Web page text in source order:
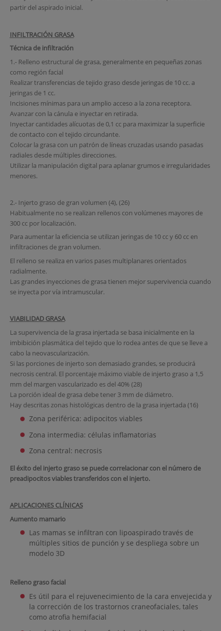
partir del aspirado inicial.
INFILTRACIÓN GRASA
Técnica de infiltración
1.- Relleno estructural de grasa, generalmente en pequeñas zonas
como región facial
Realizar transferencias de tejido graso desde jeringas de 10 cc. a
jeringas de 1 cc.
Incisiones mínimas para un amplio acceso a la zona receptora.
Avanzar con la cánula e inyectar en retirada.
Inyectar cantidades alícuotas de 0,1 cc para maximizar la superficie
de contacto con el tejido circundante.
Colocar la grasa con un patrón de líneas cruzadas usando pasadas
radiales desde múltiples direcciones.
Utilizar la manipulación digital para aplanar grumos e irregularidades
menores.
2.- Injerto graso de gran volumen (4), (26)
Habitualmente no se realizan rellenos con volúmenes mayores de
300 cc por localización.
Para aumentar la eficiencia se utilizan jeringas de 10 cc y 60 cc en
infiltraciones de gran volumen.
El relleno se realiza en varios pases multiplanares orientados
radialmente.
Las grandes inyecciones de grasa tienen mejor supervivencia cuando
se inyecta por vía intramuscular.
VIABILIDAD GRASA
La supervivencia de la grasa injertada se basa inicialmente en la
imbibición plasmática del tejido que lo rodea antes de que se lleve a
cabo la neovascularización.
Si las porciones de injerto son demasiado grandes, se producirá
necrosis central. El porcentaje máximo viable de injerto graso a 1,5
mm del margen vascularizado es del 40% (28)
La porción ideal de grasa debe tener 3 mm de diámetro.
Hay descritas zonas histológicas dentro de la grasa injertada (16)
Zona periférica: adipocitos viables
Zona intermedia: células inflamatorias
Zona central: necrosis
El éxito del injerto graso se puede correlacionar con el número de
preadipocitos viables transferidos con el injerto.
APLICACIONES CLÍNICAS
Aumento mamario
Las mamas se infiltran con lipoaspirado través de
múltiples sitios de punción y se despliega sobre un
modelo 3D
Relleno graso facial
Es útil para el rejuvenecimiento de la cara envejecida y
la corrección de los trastornos craneofaciales, tales
como atrofia hemifacial